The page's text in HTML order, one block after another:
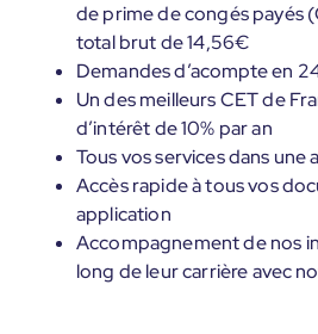
de prime de congés payés
total brut de 14,56€
Demandes d’acompte en
Un des meilleurs CET de
d’intérêt de 10% par an
Tous vos services dans une
Accès rapide à tous vos
application
Accompagnement de nos
long de leur carrière avec